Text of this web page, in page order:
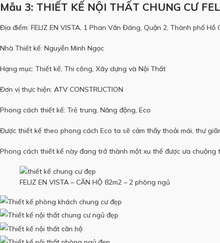
Mẫu 3: THIẾT KẾ NỘI THẤT CHUNG CƯ
Địa điểm: FELIZ EN VISTA, 1 Phan Văn Đáng, Quận 2, Thành phố Hồ
Nhà Thiết kế: Nguyễn Minh Ngọc
Hạng mục: Thiết kế, Thi công, Xây dựng và Nội Thất
Đơn vị thực hiện: ATV CONSTRUCTION
Phong cách thiết kế: Trẻ trung, Năng động, Eco
Được thiết kế theo phong cách Eco ta sẽ cảm thấy thoải mái, thư
Phong cách thiết kế này đang trở thành một xu thế được ưa
FELIZ EN VISTA – CĂN HỘ 82m2 – 2 phòng ngủ